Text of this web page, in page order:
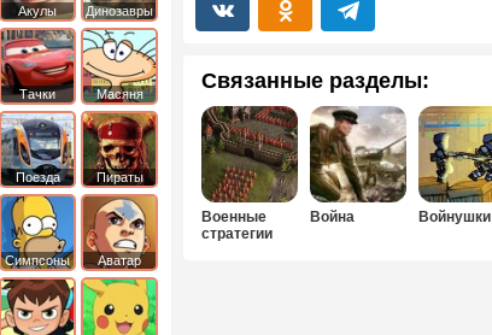
Связанные разделы:
Военные
стратегии
Война Войнушки
Акулы Динозавры
Тачки Масяня
Поезда
Пираты
Карибского
Моря
Симпсоны
Аватар
легенда об
Аанге